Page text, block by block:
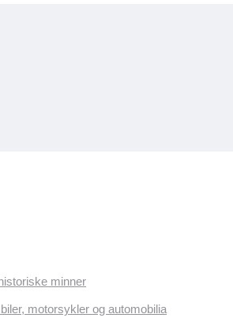
minner
motorsykler og automobilia